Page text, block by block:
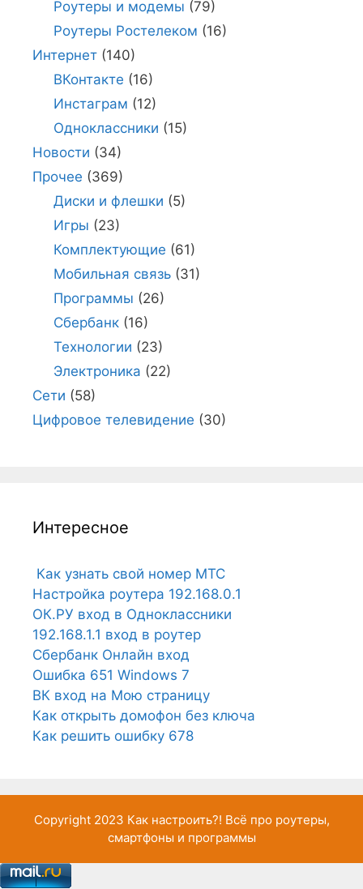
Роутеры и модемы (79)
Роутеры Ростелеком (16)
Интернет (140)
ВКонтакте (16)
Инстаграм (12)
Одноклассники (15)
Новости (34)
Прочее (369)
Диски и флешки (5)
Игры (23)
Комплектующие (61)
Мобильная связь(31)
Программы (26)
Сбербанк(16)
Технологии (23)
Электроника (22)
Сети (58)
Цифровое телевидение (30)
Интересное
Как узнать свой номер МТС
Настройка роутера 192.168.0.1
ОК.РУ вход в Одноклассники
192.168.1.1 вход в роутер
Сбербанк Онлайн вход
Ошибка 651 Windows 7
ВК вход на Мою страницу
Как открыть домофон без ключа
Как решить ошибку 678
Copyright 2023 Как настроить?! Всё про роутеры,
смартфоны и программы